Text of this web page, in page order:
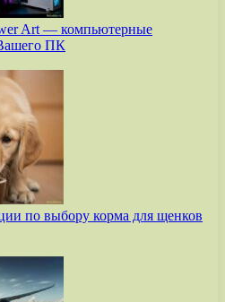
Art — компьютерные
ПК
по выбору корма для щенков